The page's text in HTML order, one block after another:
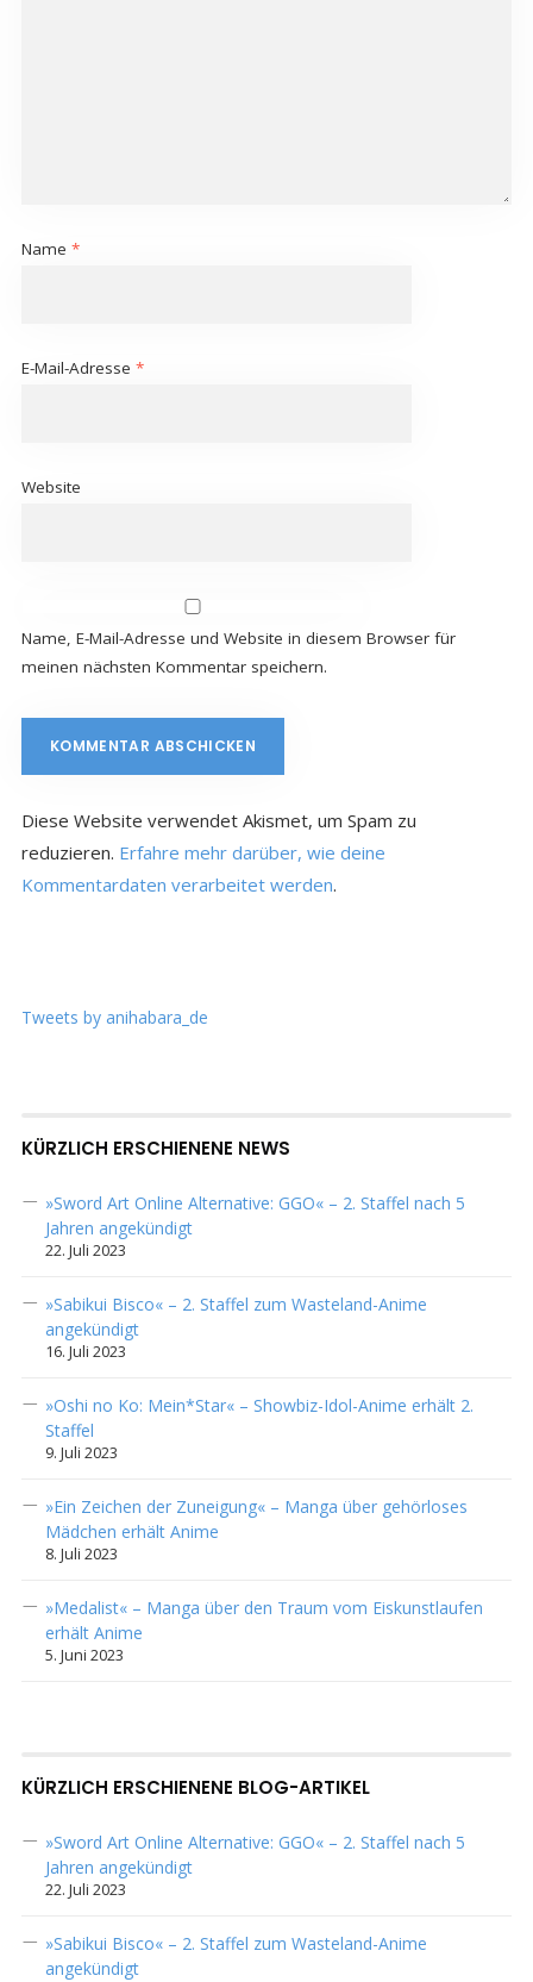
Name *
E-Mail-Adresse *
Website
Name, E-Mail-Adresse und Website in diesem Browser für
meinen nächsten Kommentar speichern.
Diese Website verwendet Akismet, um Spam zu
reduzieren. Erfahre mehr darüber, wie deine
Kommentardaten verarbeitet werden.
Tweets by anihabara_de
KÜRZLICH ERSCHIENENE NEWS
»Sword Art Online Alternative: GGO« – 2. Staffel nach 5
Jahren angekündigt
22. Juli 2023
»Sabikui Bisco« – 2. Staffel zum Wasteland-Anime
angekündigt
16. Juli 2023
»Oshi no Ko: Mein*Star« – Showbiz-Idol-Anime erhält 2.
Staffel
9. Juli 2023
»Ein Zeichen der Zuneigung« – Manga über gehörloses
Mädchen erhält Anime
8. Juli 2023
»Medalist« – Manga über den Traum vom Eiskunstlaufen
erhält Anime
5. Juni 2023
KÜRZLICH ERSCHIENENE BLOG-ARTIKEL
»Sword Art Online Alternative: GGO« – 2. Staffel nach 5
Jahren angekündigt
22. Juli 2023
»Sabikui Bisco« – 2. Staffel zum Wasteland-Anime
angekündigt